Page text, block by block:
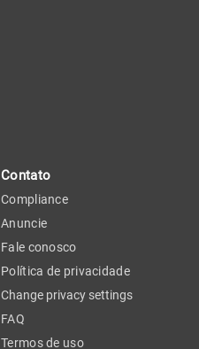
Contato
Compliance
Anuncie
Fale conosco
Política de privacidade
Change privacy settings
FAQ
Termos de uso